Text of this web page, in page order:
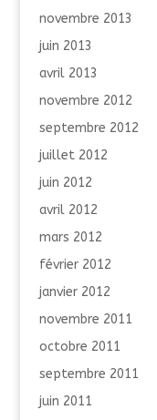
novembre 2013
juin 2013
avril 2013
novembre 2012
septembre 2012
juillet 2012
juin 2012
avril 2012
mars 2012
février 2012
janvier 2012
novembre 2011
octobre 2011
septembre 2011
juin 2011